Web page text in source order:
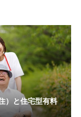
）と住宅型有料